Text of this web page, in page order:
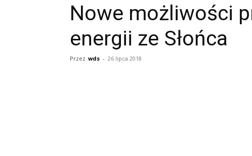
Nowe możliwości
energii ze Słońca
Przez wds - 26 lipca 2018